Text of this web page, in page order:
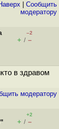
Cообщить
модератору
–2
+ / –
в здравом
модератору
+2
+ / –